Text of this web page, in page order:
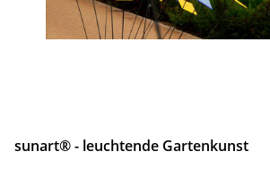
sunart® - leuchtende Gartenkunst